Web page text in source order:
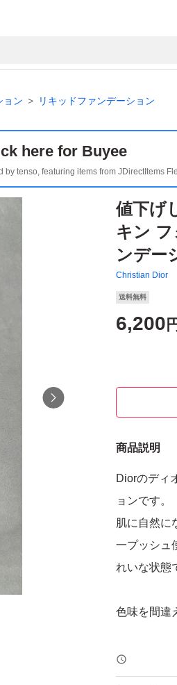
ョン リキッドファンデーション
here for Buyee
tenso, featuring items from JDirectItems
値下げ
キン
ンデー
Christian Dior
送料無料
6,200
商品説明
Diorのディ
ョンです。
肌に自然に
一プッシュ
れいな状態
色味を間違
【ブランド
【カテゴリ